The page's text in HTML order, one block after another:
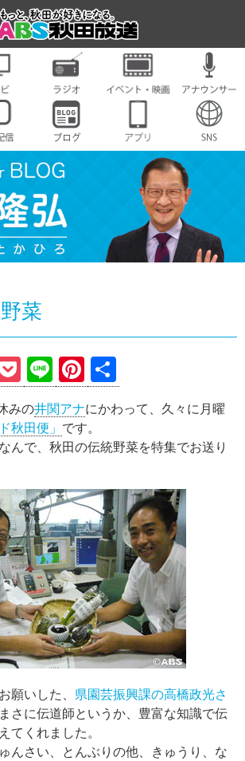
菜
P
o
ck
et
Li
n
e
Pi
nt
er
es
有
みの井関アナにかわって、久々に月曜
秋田便」 です。
んで、秋田の伝統野菜を特集でお送り
願いした、 県園芸振興課の高橋政光さ
さに伝道師というか、豊富な知識で伝
てくれました。
んさい、とんぶりの他、きゅうり、な